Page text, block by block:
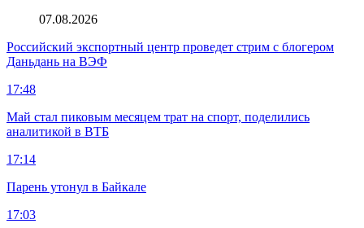
07.08.2026
Российский экспортный центр проведет стрим с блогером
Даньдань на ВЭФ
17:48
Май стал пиковым месяцем трат на спорт, поделились
аналитикой в ВТБ
17:14
Парень утонул в Байкале
17:03